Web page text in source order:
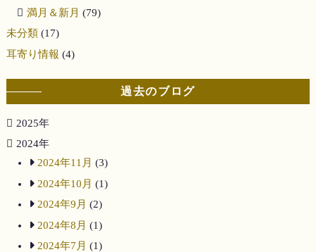
満月＆新月 (79)
未分類(17)
耳寄り情報 (4)
過去のブログ
2025年
2024年
2024年11月 (3)
2024年10月 (1)
2024年9月 (2)
2024年8月 (1)
2024年7月 (1)